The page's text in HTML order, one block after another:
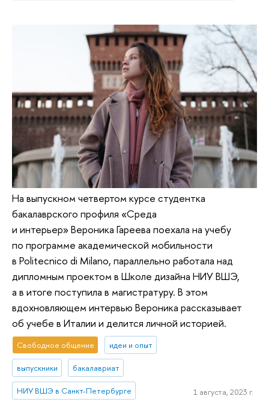
На выпускном четвертом курсе студентка
бакалаврского профиля «Среда
и интерьер» Вероника Гареева поехала на учебу
по программе академической мобильности
в Politecnico di Milanо, параллельно работала над
дипломным проектом в Школе дизайна НИУ ВШЭ,
а в итоге поступила в магистратуру. В этом
вдохновляющем интервью Вероника рассказывает
об учебе в Италии и делится личной историей.
Свободное общение идеи и опыт
выпускники бакалавриат
НИУ ВШЭ в Санкт-Петербурге 1 августа, 2023 г.